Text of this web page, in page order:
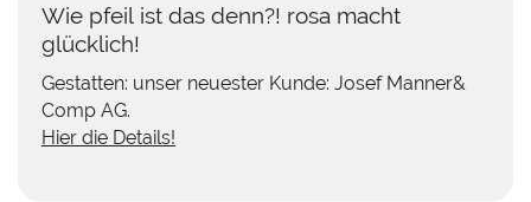
Wie pfeil ist das denn?! rosa macht
glücklich!
Gestatten: unser neuester Kunde: Josef Manner&
Comp AG.
Hier die Details!